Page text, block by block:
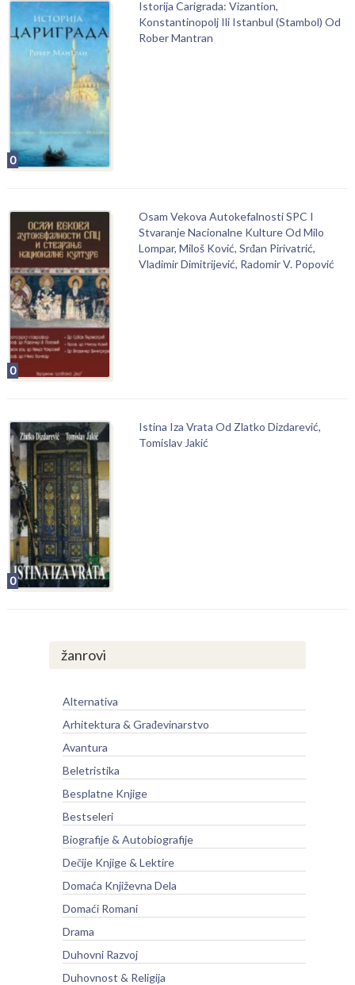
0
Istorija Carigrada: Vizantion,
Konstantinopolj Ili Istanbul (Stambol) Od
Rober Mantran
0
Osam Vekova Autokefalnosti SPC I
Stvaranje Nacionalne Kulture Od Milo
Lompar, Miloš Ković, Srđan Pirivatrić,
Vladimir Dimitrijević, Radomir V. Popović
0
Istina Iza Vrata Od Zlatko Dizdarević,
Tomislav Jakić
žanrovi
Alternativa
Arhitektura & Građevinarstvo
Avantura
Beletristika
Besplatne Knjige
Bestseleri
Biografije & Autobiografije
Dečije Knjige & Lektire
Domaća Književna Dela
Domaći Romani
Drama
Duhovni Razvoj
Duhovnost & Religija